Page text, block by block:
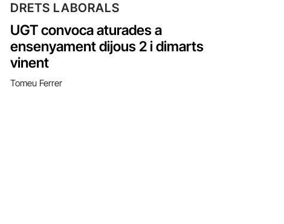
DRETS LABORALS
UGT convoca aturades a
ensenyament dijous 2 i dimarts
vinent
Tomeu Ferrer